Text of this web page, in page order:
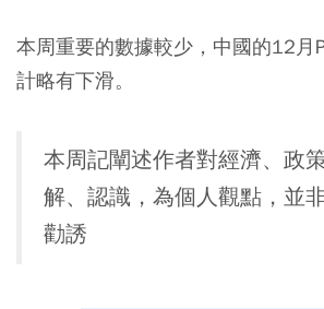
本周重要的數據較少，中國的12月
計略有下滑。
本周記闡述作者對經濟、政
解、認識，為個人觀點，並
勸誘